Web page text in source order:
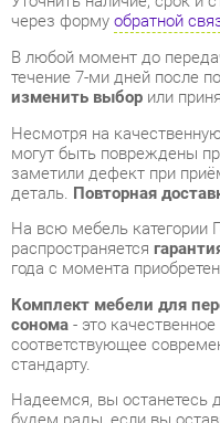
Несмотря на качественную
могут быть повреждены
заметили дефект при
деталь.Повторная доставка
На всю мебель категории
распространяется
года с момента
Комплект мебели для
сонома- это качественное
стандарту.
Надеемся, вы останетесь
использования, который
будущим покупателям.
Кроме формы
обратной
консультацию, фото и
e-mail, телефону в
Telegram и WhatsApp.